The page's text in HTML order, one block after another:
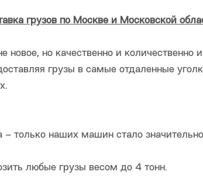
грузов по Москве и Московской
новое, но качественно и количественно
грузы в самые отдаленные
– только наших машин стало
любые грузы весом до 4 тонн.